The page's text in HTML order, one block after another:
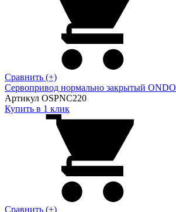
Сравнить (+)
Сервопривод нормально закрытый ONDO
Артикул OSPNC220
Купить в 1 клик
Сравнить (+)